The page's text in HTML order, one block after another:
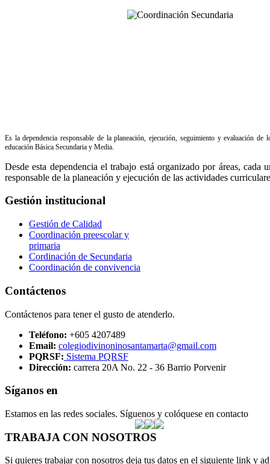
Es la dependencia responsable de la planeación, ejecución, seguimiento y evaluación
educación Básica Secundaria y Media.
Desde esta dependencia el trabajo está organizado por áreas,
responsable de la planeación y ejecución de las actividades
Gestión institucional
Gestión de Calidad
Coordinación preescolar y
primaria
Cordinación de Secundaria
Coordinación de convivencia
Contáctenos
Contáctenos para tener el gusto de atenderlo.
Teléfono: +605 4207489
Email: colegiodivinoninosantamarta@gmail.com
PQRSF: Sistema PQRSF
Dirección: carrera 20A No. 22 - 36 Barrio Porvenir
Síganos en
Estamos en las redes sociales. Síguenos y colóquese en contacto
TRABAJA CON NOSOTROS
Si quieres trabajar con nosotros deja tus datos en el siguiente link y